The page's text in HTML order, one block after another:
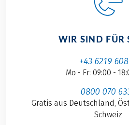
WIR SIND FÜR
+43 6219
Mo - Fr: 09:00 -
0800 070
Gratis aus Deutschland,
Schweiz